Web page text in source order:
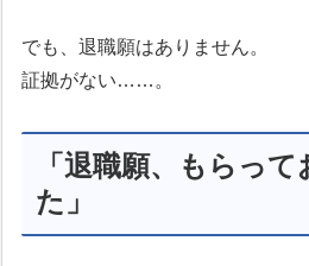
でも、退職願はありません。
証拠がない……。
「退職願、もらっ
た」